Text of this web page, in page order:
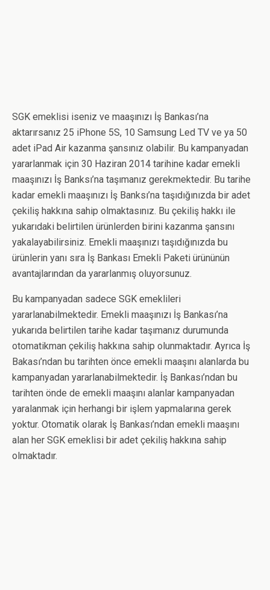
SGK emeklisi iseniz ve maaşınızı İş Bankası’na
aktarırsanız 25 iPhone 5S, 10 Samsung Led TV ve ya 50
adet iPad Air kazanma şansınız olabilir. Bu kampanyadan
yararlanmak için 30 Haziran 2014 tarihine kadar emekli
maaşınızı İş Banksı’na taşımanız gerekmektedir. Bu tarihe
kadar emekli maaşınızı İş Banksı’na taşıdığınızda bir adet
çekiliş hakkına sahip olmaktasınız. Bu çekiliş hakkı ile
yukarıdaki belirtilen ürünlerden birini kazanma şansını
yakalayabilirsiniz. Emekli maaşınızı taşıdığınızda bu
ürünlerin yanı sıra İş Bankası Emekli Paketi ürününün
avantajlarından da yararlanmış oluyorsunuz.
Bu kampanyadan sadece SGK emeklileri
yararlanabilmektedir. Emekli maaşınızı İş Bankası’na
yukarıda belirtilen tarihe kadar taşımanız durumunda
otomatikman çekiliş hakkına sahip olunmaktadır. Ayrıca İş
Bakası’ndan bu tarihten önce emekli maaşını alanlarda bu
kampanyadan yararlanabilmektedir. İş Bankası’ndan bu
tarihten önde de emekli maaşını alanlar kampanyadan
yaralanmak için herhangi bir işlem yapmalarına gerek
yoktur. Otomatik olarak İş Bankası’ndan emekli maaşını
alan her SGK emeklisi bir adet çekiliş hakkına sahip
olmaktadır.